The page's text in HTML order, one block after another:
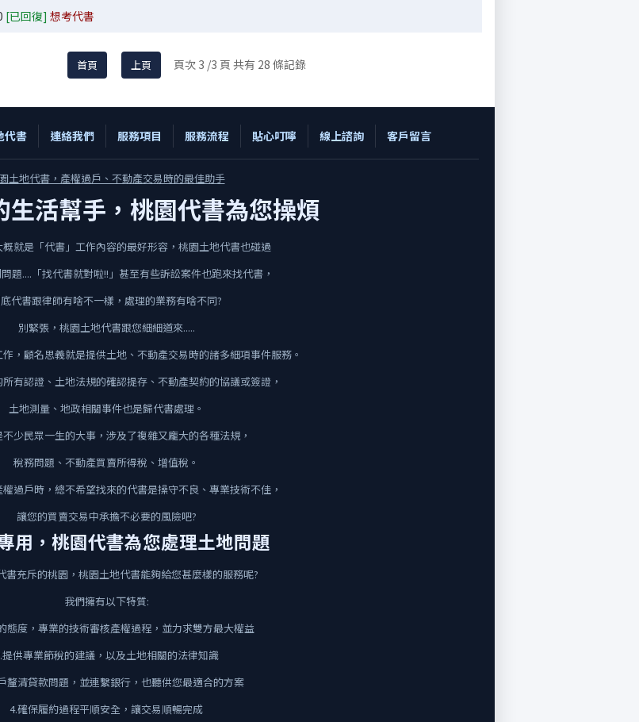
[已回復] 想考代書
首頁 上頁 頁次 3 /3 頁 共有 28 條記錄
代書 連絡我們 服務項目 服務流程 貼心叮嚀 線上諮詢 客戶留言
土地代書，產權過戶、不動產交易時的最佳助手
生活幫手，桃園代書為您操煩
就是「代書」工作內容的最好形容，桃園土地代書也碰過
題....「找代書就對啦!!」甚至有些訴訟案件也跑來找代書，
代書跟律師有啥不一樣，處理的業務有啥不同?
別緊張，桃園土地代書跟您細細道來.....
，顧名思義就是提供土地、不動產交易時的諸多細項事件服務。
有認證、土地法規的確認提存、不動產契約的協議或簽證，
土地測量、地政相關事件也是歸代書處理。
不少民眾一生的大事，涉及了複雜又龐大的各種法規，
稅務問題、不動產買賣所得稅、增值稅。
過戶時，總不希望找來的代書是操守不良、專業技術不佳，
讓您的買賣交易中承擔不必要的風險吧?
用，桃園代書為您處理土地問題
書充斥的桃園，桃園土地代書能夠給您甚麼樣的服務呢?
我們擁有以下特質:
態度，專業的技術審核產權過程，並力求雙方最大權益
提供專業節稅的建議，以及土地相關的法律知識
釐清貸款問題，並連繫銀行，也聽供您最適合的方案
4.確保履約過程平順安全，讓交易順暢完成